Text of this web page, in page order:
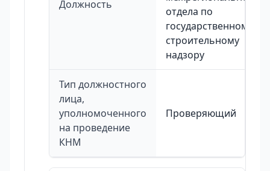
Должность
отдела по
государственному
строительному
надзору
Тип должностного
лица,
уполномоченного
на проведение
КНМ
Проверяющий